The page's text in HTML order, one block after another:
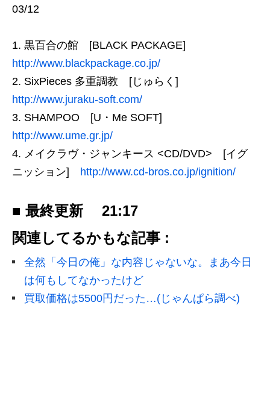
03/12
黒百合の館 [BLACK PACKAGE]
http://www.blackpackage.co.jp/
SixPieces 多重調教 [じゅらく]
http://www.juraku-soft.com/
SHAMPOO [U・Me SOFT]
http://www.ume.gr.jp/
メイクラヴ・ジャンキース <CD/DVD> [イグ
ニッション] http://www.cd-bros.co.jp/ignition/
■ 最終更新 21:17
関連してるかもな記事 :
全然「今日の俺」な内容じゃないな。まあ今日
は何もしてなかったけど
買取価格は5500円だった…(じゃんぱら調べ)